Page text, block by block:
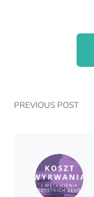
PREVIOUS POST